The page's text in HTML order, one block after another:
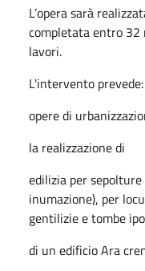
L’opera sarà
completata entro 32
lavori.
L'intervento prevede:
opere di
la realizzazione di
edilizia per
inumazione), per
gentilizie e tombe
di un edificio Ara